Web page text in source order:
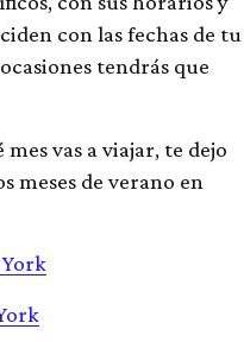
con las fechas de tu
tendrás que
mes vas a viajar, te dejo
meses de verano en